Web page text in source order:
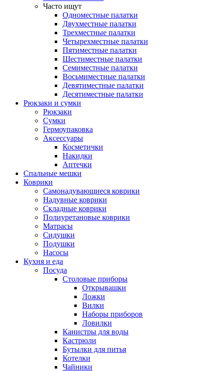
Часто ищут
Одноместные палатки
Двухместные палатки
Трехместные палатки
Четырехместные палатки
Пятиместные палатки
Шестиместные палатки
Семиместные палатки
Восьмиместные палатки
Девятиместные палатки
Десятиместные палатки
Рюкзаки и сумки
Рюкзаки
Сумки
Гермоупаковка
Аксессуары
Косметички
Накидки
Аптечки
Спальные мешки
Коврики
Самонадувающиеся коврики
Надувные коврики
Складные коврики
Полиуретановые коврики
Матрасы
Сидушки
Подушки
Насосы
Кухня и еда
Посуда
Столовые приборы
Открывашки
Ложки
Вилки
Наборы приборов
Ловилки
Канистры для воды
Кастрюли
Бутылки для питья
Котелки
Чайники